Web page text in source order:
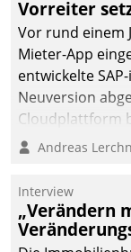
Vorreiter
Vor rund einem
Mieter-App
entwickelte
Neuversion
Cloudplattform
die
integrieren.
Andreas
Interview
„Verändern